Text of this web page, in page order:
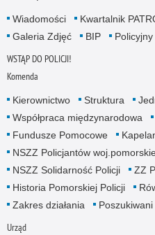
Wiadomości Kwartalnik
Galeria Zdjęć
BIP
WSTĄP DO POLICJI!
Komenda
Kierownictwo Struktura
Współpraca międzynarodowa
Fundusze Pomocowe
NSZZ Policjantów
NSZZ Solidarność Policji
ZZ
Historia Pomorskiej Policji
Zakres działania
Poszukiwani
Urząd